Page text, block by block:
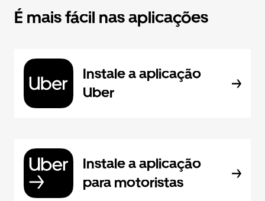
É mais fácil nas aplicações
Instale a aplicação
Uber
Instale a aplicação
para motoristas